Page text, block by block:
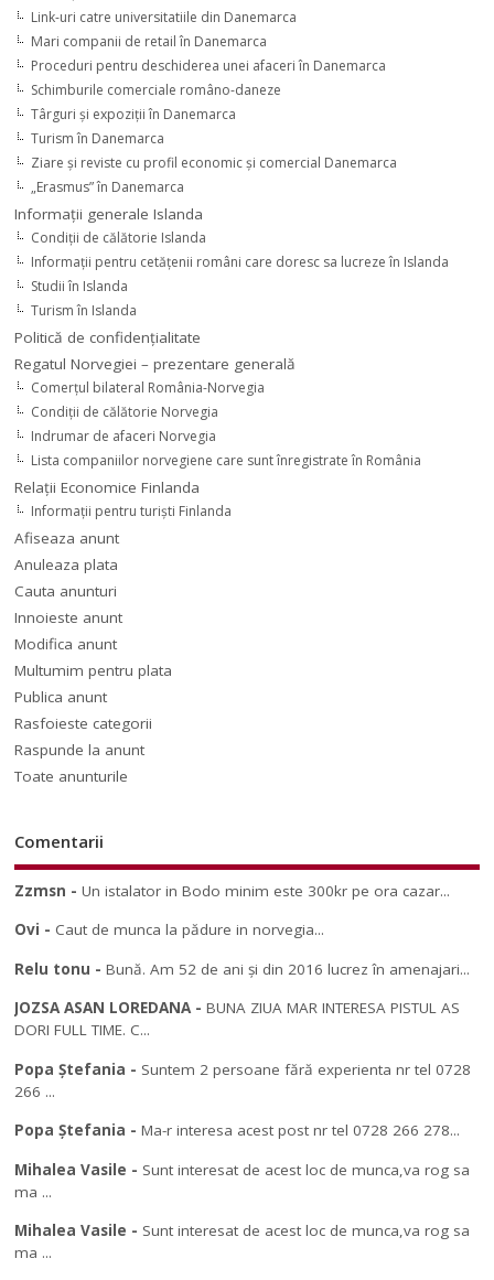
Link-uri catre universitatiile din Danemarca
Mari companii de retail în Danemarca
Proceduri pentru deschiderea unei afaceri în Danemarca
Schimburile comerciale româno-daneze
Târguri şi expoziţii în Danemarca
Turism în Danemarca
Ziare şi reviste cu profil economic şi comercial Danemarca
„Erasmus” în Danemarca
Informaţii generale Islanda
Condiţii de călătorie Islanda
Informaţii pentru cetăţenii români care doresc sa lucreze în Islanda
Studii în Islanda
Turism în Islanda
Politică de confidențialitate
Regatul Norvegiei – prezentare generală
Comerţul bilateral România-Norvegia
Condiții de călătorie Norvegia
Indrumar de afaceri Norvegia
Lista companiilor norvegiene care sunt înregistrate în România
Relaţii Economice Finlanda
Informaţii pentru turişti Finlanda
Afiseaza anunt
Anuleaza plata
Cauta anunturi
Innoieste anunt
Modifica anunt
Multumim pentru plata
Publica anunt
Rasfoieste categorii
Raspunde la anunt
Toate anunturile
Comentarii
Zzmsn -Un istalator in Bodo minim este 300kr pe ora cazar...
Ovi - Caut de munca la pădure in norvegia...
Relu tonu -Bună. Am 52 de ani și din 2016 lucrez în amenajari...
JOZSA ASAN LOREDANA-BUNA ZIUA MAR INTERESA PISTUL AS
DORI FULL TIME. C...
Popa Ștefania - Suntem 2 persoane fără experienta nr tel 0728
266 ...
Popa Ștefania -Ma-r interesa acest post nr tel 0728 266 278...
Mihalea Vasile - Sunt interesat de acest loc de munca,va rog sa
ma ...
Mihalea Vasile - Sunt interesat de acest loc de munca,va rog sa
ma ...